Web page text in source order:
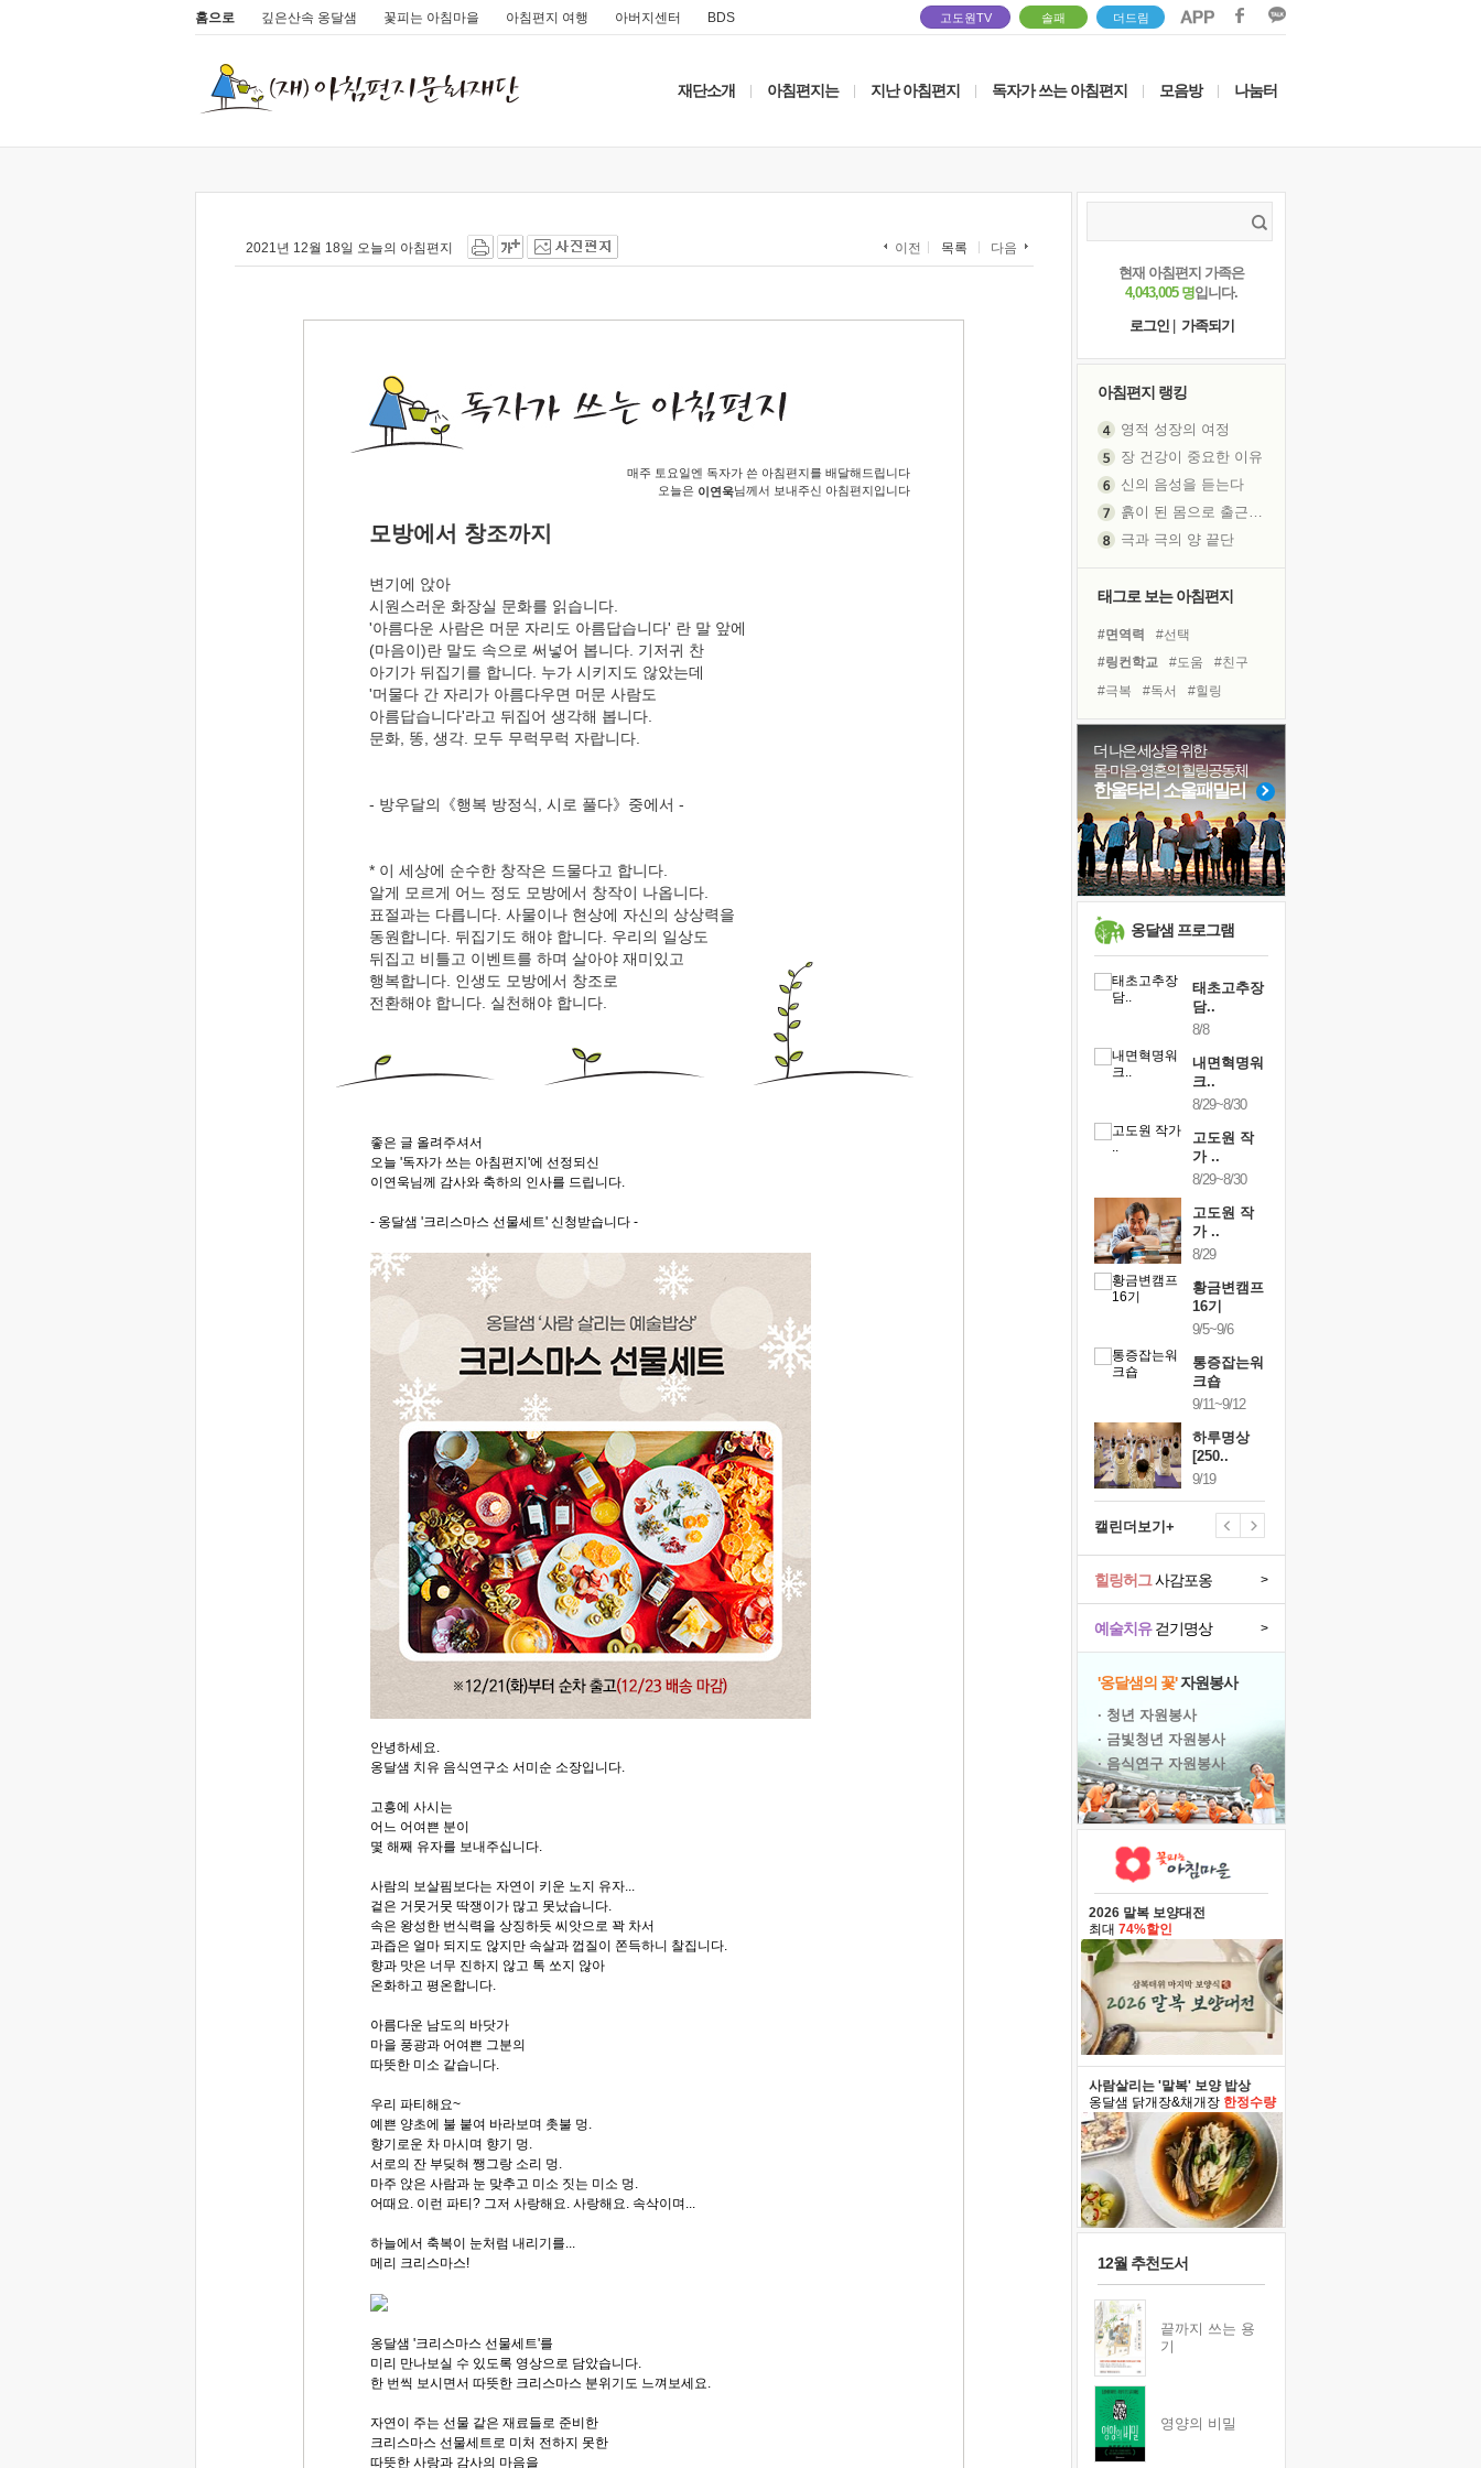
홈으로 깊은산속 옹달샘 꽃피는 아침마을 아침편지 여행 아버지센터 BDS 고도원TV 솔패 더드림
재단소개 아침편지는 지난 아침편지 독자가 쓰는 아침편지 모음방 나눔터
2021년 12월 18일 오늘의 아침편지 이전 목록 다음
매주 토요일엔 독자가 쓴 아침편지를 배달해드립니다
오늘은 이연욱님께서 보내주신 아침편지입니다
모방에서 창조까지
변기에 앉아
시원스러운 화장실 문화를 읽습니다.
'아름다운 사람은 머문 자리도 아름답습니다' 란 말 앞에
(마음이)란 말도 속으로 써넣어 봅니다. 기저귀 찬
아기가 뒤집기를 합니다. 누가 시키지도 않았는데
'머물다 간 자리가 아름다우면 머문 사람도
아름답습니다'라고 뒤집어 생각해 봅니다.
문화, 똥, 생각. 모두 무럭무럭 자랍니다.
- 방우달의《행복 방정식, 시로 풀다》중에서 -
* 이 세상에 순수한 창작은 드물다고 합니다.
알게 모르게 어느 정도 모방에서 창작이 나옵니다.
표절과는 다릅니다. 사물이나 현상에 자신의 상상력을
동원합니다. 뒤집기도 해야 합니다. 우리의 일상도
뒤집고 비틀고 이벤트를 하며 살아야 재미있고
행복합니다. 인생도 모방에서 창조로
전환해야 합니다. 실천해야 합니다.
좋은 글 올려주셔서
오늘 '독자가 쓰는 아침편지'에 선정되신
이연욱님께 감사와 축하의 인사를 드립니다.
- 옹달샘 '크리스마스 선물세트' 신청받습니다 -
안녕하세요.
옹달샘 치유 음식연구소 서미순 소장입니다.
고흥에 사시는
어느 어여쁜 분이
몇 해째 유자를 보내주십니다.
사람의 보살핌보다는 자연이 키운 노지 유자...
겉은 거뭇거뭇 딱쟁이가 많고 못났습니다.
속은 왕성한 번식력을 상징하듯 씨앗으로 꽉 차서
과즙은 얼마 되지도 않지만 속살과 껍질이 쫀득하니 찰집니다.
향과 맛은 너무 진하지 않고 톡 쏘지 않아
온화하고 평온합니다.
아름다운 남도의 바닷가
마을 풍광과 어여쁜 그분의
따뜻한 미소 같습니다.
우리 파티해요~
예쁜 양초에 불 붙여 바라보며 촛불 멍.
향기로운 차 마시며 향기 멍.
서로의 잔 부딪혀 쨍그랑 소리 멍.
마주 앉은 사람과 눈 맞추고 미소 짓는 미소 멍.
어때요. 이런 파티? 그저 사랑해요. 사랑해요. 속삭이며...
하늘에서 축복이 눈처럼 내리기를...
메리 크리스마스!
옹달샘 '크리스마스 선물세트'를
미리 만나보실 수 있도록 영상으로 담았습니다.
한 번씩 보시면서 따뜻한 크리스마스 분위기도 느껴보세요.
자연이 주는 선물 같은 재료들로 준비한
크리스마스 선물세트로 미처 전하지 못한
따뜻한 사랑과 감사의 마음을
현재 아침편지 가족은
4,043,005 명입니다.
로그인
가족되기
아침편지 랭킹
영적 성장의 여정
장 건강이 중요한 이유
신의 음성을 듣는다
흙이 된 몸으로 출근하는 여자
극과 극의 양 끝단
극심한 변비, 어깨결림, 수면 장애
보고 싶은 어머니
유년 시절의 부산 영도 바다
못된 꼰대들
거울 속의 나
희망이란
'모른다'는 것
귀를 열고 마음을 내어주고
태그로 보는 아침편지
#면역력
#선택
#링컨학교
#도움
#친구
#극복
#독서
#힐링
#바이러스
#유튜브
#비전캠프
#사람
#희망
#건강
#리더 #다짐
#삶
#명상
#나눔
#위기
#아이들
더 나은 세상을 위한
몸·마음·영혼의 힐링공동체
한울타리 소울패밀리
옹달샘 프로그램
태초고추장
담..
8/8
내면혁명워
크..
8/29~8/30
고도원 작
가 ..
8/29~8/30
고도원 작
가 ..
8/29
황금변캠프
16기
9/5~9/6
통증잡는워
크숍
9/11~9/12
하루명상
[250..
9/19
캘린더보기+
예술치유걷기명상 >
힐링허그사감포옹 >
'옹달샘의 꽃'자원봉사
· 청년 자원봉사
· 금빛청년 자원봉사
· 음식연구 자원봉사
2026 말복 보양대전
최대 74%할인
사람살리는 '말복' 보양 밥상
옹달샘 닭개장&채개장 한정수량
12월 추천도서
끝까지 쓰는 용
기
영양의 비밀